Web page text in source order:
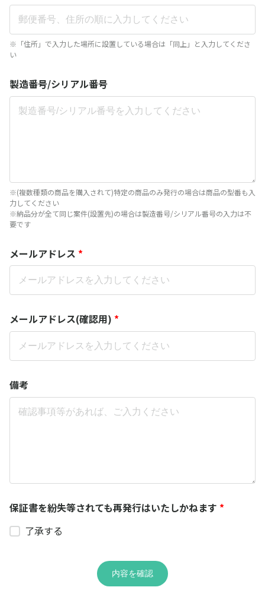
※「住所」で入力した場所に設置している場合は「同上」と入力してくださ
い
製造番号/シリアル番号
※(複数種類の商品を購入されて)特定の商品のみ発行の場合は商品の型番も入
力してください
※納品分が全て同じ案件(設置先)の場合は製造番号/シリアル番号の入力は不
要です
メールアドレス *
メールアドレス(確認用) *
備考
保証書を紛失等されても再発行はいたしかねます *
了承する
内容を確認